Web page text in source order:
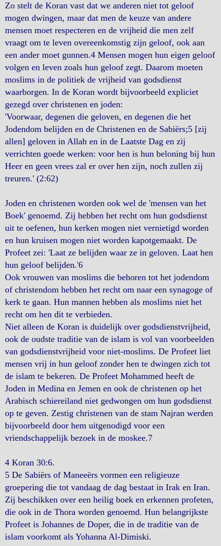
Zo stelt de Koran vast dat we anderen niet tot geloof
mogen dwingen, maar dat men de keuze van andere
mensen moet respecteren en de vrijheid die men zelf
vraagt om te leven overeenkomstig zijn geloof, ook aan
een ander moet gunnen.4 Mensen mogen hun eigen geloof
volgen en leven zoals hun geloof zegt. Daarom moeten
moslims in de politiek de vrijheid van godsdienst
waarborgen. In de Koran wordt bijvoorbeeld expliciet
gezegd over christenen en joden:
'Voorwaar, degenen die geloven, en degenen die het
Jodendom belijden en de Christenen en de Sabiërs;5 [zij
allen] geloven in Allah en in de Laatste Dag en zij
verrichten goede werken: voor hen is hun beloning bij hun
Heer en geen vrees zal er over hen zijn, noch zullen zij
treuren.' (2:62)
Joden en christenen worden ook wel de 'mensen van het
Boek' genoemd. Zij hebben het recht om hun godsdienst
uit te oefenen, hun kerken mogen niet vernietigd worden
en hun kruisen mogen niet worden kapotgemaakt. De
Profeet zei: 'Laat ze belijden waar ze in geloven. Laat hen
hun geloof belijden.'6
Ook vrouwen van moslims die behoren tot het jodendom
of christendom hebben het recht om naar een synagoge of
kerk te gaan. Hun mannen hebben als moslims niet het
recht om hen dit te verbieden.
Niet alleen de Koran is duidelijk over godsdienstvrijheid,
ook de oudste traditie van de islam is vol van voorbeelden
van godsdienstvrijheid voor niet-moslims. De Profeet liet
mensen vrij in hun geloof zonder hen te dwingen zich tot
de islam te bekeren. De Profeet Mohammed heeft de
Joden in Medina en Jemen en ook de christenen op het
Arabisch schiereiland niet gedwongen om hun godsdienst
op te geven. Zestig christenen van de stam Najran werden
bijvoorbeeld door hem uitgenodigd voor een
vriendschappelijk bezoek in de moskee.7
4 Koran 30:6.
5 De Sabiërs of Maneeërs vormen een religieuze
groepering die tot vandaag de dag bestaat in Irak en Iran.
Zij beschikken over een heilig boek en erkennen profeten,
die ook in de Thora worden genoemd. Hun belangrijkste
Profeet is Johannes de Doper, die in de traditie van de
islam voorkomt als Yohanna Al-Dimiski.